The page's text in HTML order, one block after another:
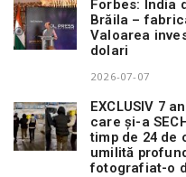
Forbes: India
Brăila –
Valoarea
dolari
2026-07-07
EXCLUSIV 7
care și-a
timp de 24 de
umilită
fotografiat-o